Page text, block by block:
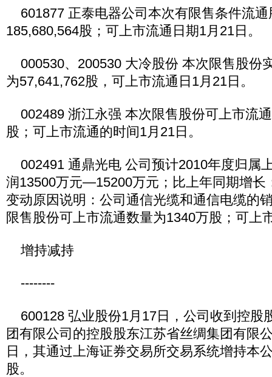
601877 正泰电器公司本次有限售条件流通
185,680,564股；可上市流通日期1月21日。
000530、200530 大冷股份 本次限售股份
为57,641,762股，可上市流通日1月21日。
002489 浙江永强 本次限售股份可上市流
股；可上市流通的时间1月21日。
002491 通鼎光电 公司预计2010年度归属
润13500万元—15200万元；比上年同期增
变动原因说明：公司通信光缆和通信电缆的
限售股份可上市流通数量为1340万股；可上
增持减持
--------
600128 弘业股份1月17日，公司收到控股
团有限公司的控股股东江苏省丝绸集团有限
日，其通过上海证券交易所交易系统增持本
股。